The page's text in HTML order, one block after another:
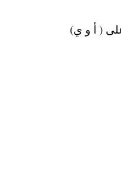
( أ و ي)